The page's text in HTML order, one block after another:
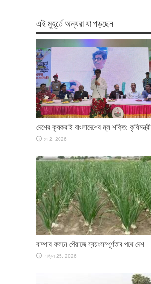
এই মুহূর্তে অন্যরা যা পড়ছেন
দেশের কৃষকরাই বাংলাদেশের মূল শক্তি: কৃষিমন্ত্রী
মে 2, 2026
বাম্পার ফলনে পেঁয়াজে স্বয়ংসম্পূর্ণতার পথে দেশ
এপ্রিল 25, 2026